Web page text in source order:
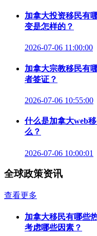
加拿大投资移民有
变是怎样的？
2026-07-06 11:00:00
加拿大宗教移民有
者签证？
2026-07-06 10:55:00
什么是加拿大web
么？
2026-07-06 10:00:01
全球政策资讯
查看更多
加拿大移民有哪些
考虑哪些因素？